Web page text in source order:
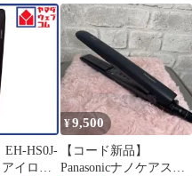
ノケア 白 ホワイト EH-
HS0J-W 黒 ブラック
EH-HS0J-K 海外対応
EH-HS0J-
イロン
¥9,500
【コード新品】
Panasonicナノケアスト